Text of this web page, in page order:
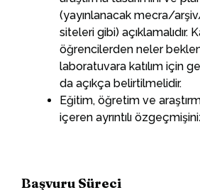
(yayınlanacak mecra/
siteleri gibi) açıklamalıdır.
öğrencilerden neler
laboratuvara katılım için
da açıkça belirtilmelidir.
Eğitim, öğretim ve
içeren ayrıntılı
Başvuru Süreci